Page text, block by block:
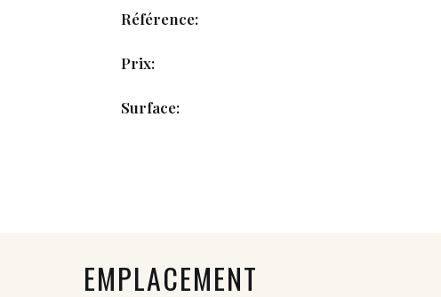
Référence:
Prix:
Surface:
EMPLACEMENT